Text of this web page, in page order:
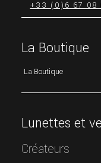
+33 (0)6 67 08
La Boutique
La Boutique
Lunettes et
Créateurs